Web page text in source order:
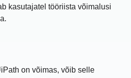
kasutajatel tööriista võimalusi
on võimas, võib selle